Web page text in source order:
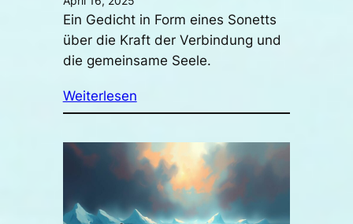
Ein Gedicht in Form eines Sonetts
über die Kraft der Verbindung und
die gemeinsame Seele.
Weiterlesen